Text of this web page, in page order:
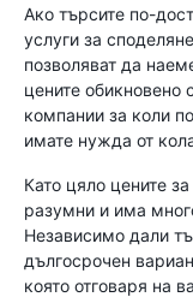
Ако търсите по-
услуги за
позволяват да
цените обикновено
компании за коли
имате нужда от
Като цяло цените
разумни и има
Независимо дали
дългосрочен
която отговаря на